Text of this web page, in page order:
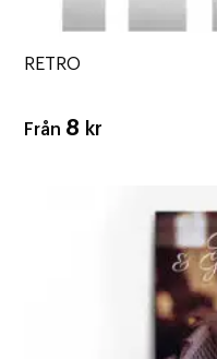
RETRO
Från 8 kr